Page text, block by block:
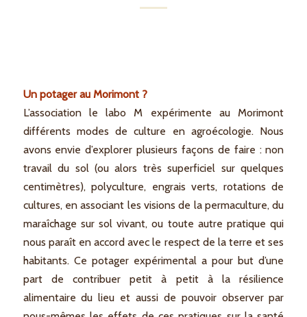
Un potager au Morimont ?
L’association le labo M expérimente au Morimont
différents modes de culture en agroécologie. Nous
avons envie d’explorer plusieurs façons de faire : non
travail du sol (ou alors très superficiel sur quelques
centimètres), polyculture, engrais verts, rotations de
cultures, en associant les visions de la permaculture, du
maraîchage sur sol vivant, ou toute autre pratique qui
nous paraît en accord avec le respect de la terre et ses
habitants. Ce potager expérimental a pour but d’une
part de contribuer petit à petit à la résilience
alimentaire du lieu et aussi de pouvoir observer par